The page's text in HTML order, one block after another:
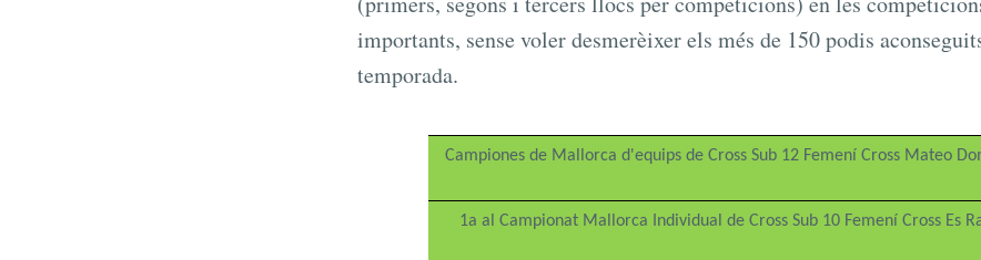
importants, sense voler desmerèixer els més de 150 podis
temporada.
Campiones de Mallorca d'equips de Cross Sub 12 Femení Cross Mateo
1a al Campionat Mallorca Individual de Cross Sub 10 Femení Cross Es